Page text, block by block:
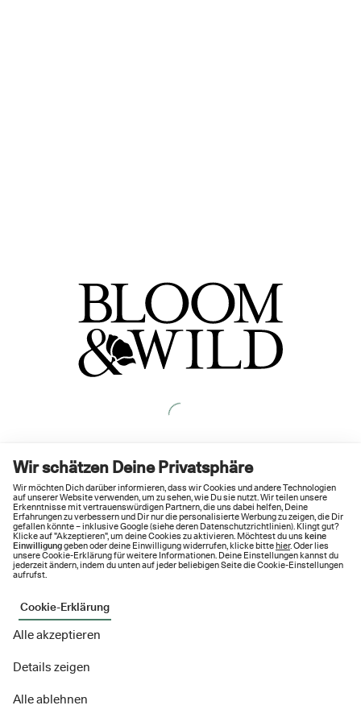
Wir schätzen Deine Privatsphäre
Wir möchten Dich darüber informieren, dass wir Cookies und andere Technologien
auf unserer Website verwenden, um zu sehen, wie Du sie nutzt. Wir teilen unsere
Erkenntnisse mit vertrauenswürdigen Partnern, die uns dabei helfen, Deine
Erfahrungen zu verbessern und Dir nur die personalisierte Werbung zu zeigen, die Dir
gefallen könnte – inklusive Google (siehe deren Datenschutzrichtlinien). Klingt gut?
Klicke auf "Akzeptieren", um deine Cookies zu aktivieren. Möchtest du uns keine
Einwilligunggeben oder deine Einwilligung widerrufen, klicke bittehier. Oder lies
unsere Cookie-Erklärung für weitere Informationen. Deine Einstellungen kannst du
jederzeit ändern, indem du unten auf jeder beliebigen Seite die Cookie-Einstellungen
aufrufst.
Cookie-Erklärung
Alle akzeptieren
Details zeigen
Alle ablehnen